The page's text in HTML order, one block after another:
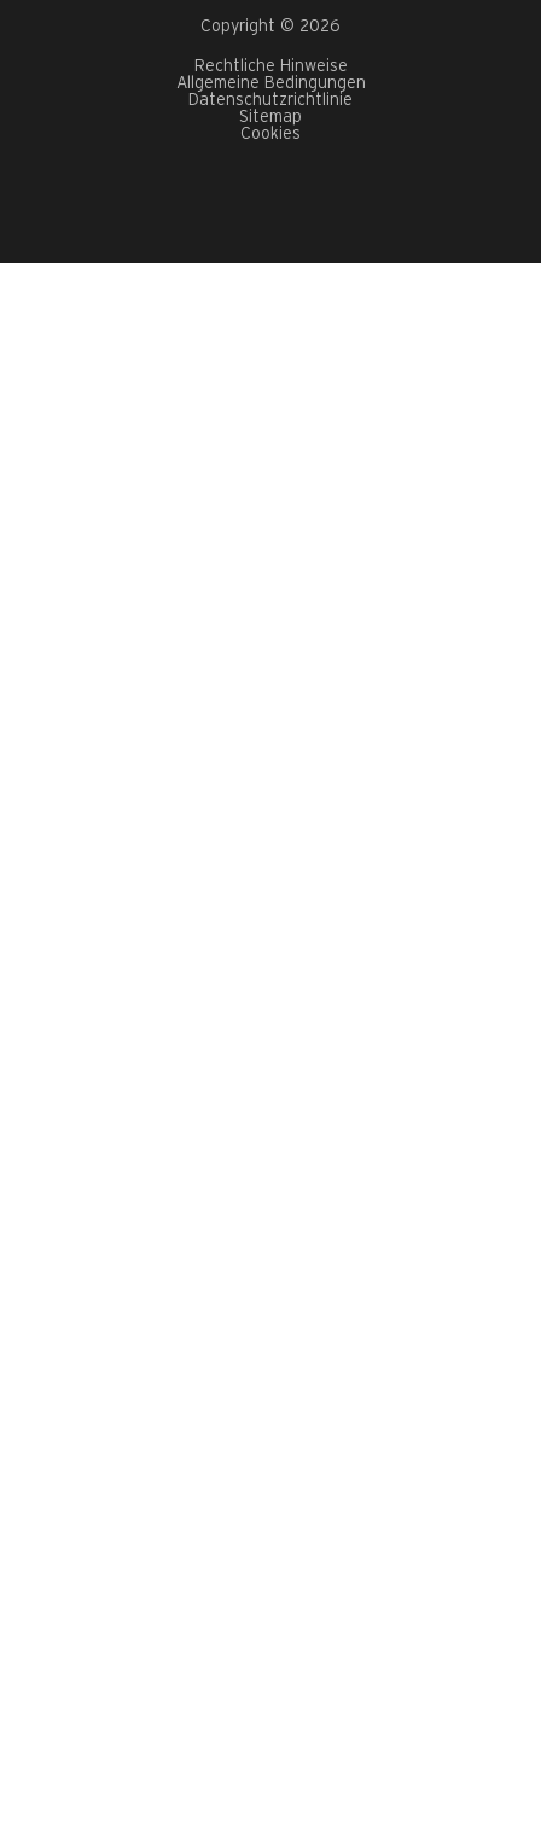
Copyright © 2026
Rechtliche Hinweise
Allgemeine Bedingungen
Datenschutzrichtlinie
Sitemap
Cookies